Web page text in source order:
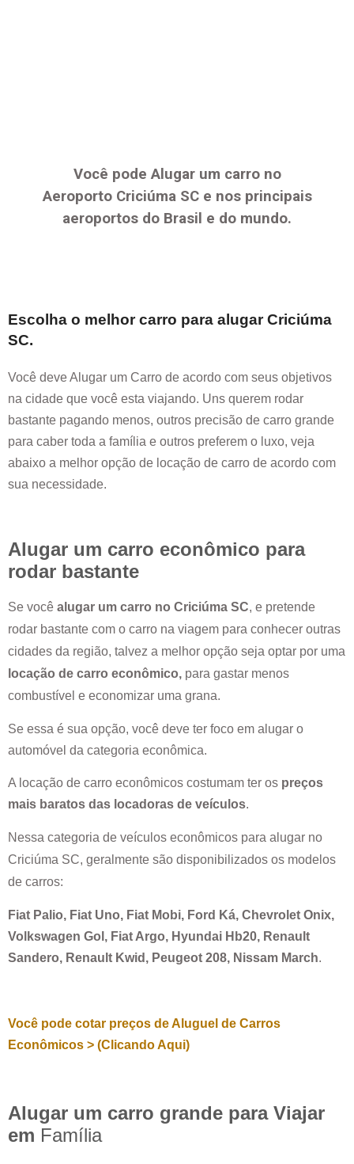
Você pode Alugar um carro no
Aeroporto Criciúma SCe nos principais
aeroportos do Brasil e do mundo.
Escolha o melhor carro para alugarCriciúma
SC.
Você deve Alugar um Carro de acordo com seus objetivos
na cidade que você esta viajando. Uns querem rodar
bastante pagando menos, outros precisão de carro grande
para caber toda a família e outros preferem o luxo, veja
abaixo a melhor opção de locação de carro de acordo com
sua necessidade.
Alugar um carro econômico para
rodar bastante
Se você alugar um carro no Criciúma SC, e pretende
rodar bastante com o carro na viagem para conhecer outras
cidades da região, talvez a melhor opção seja optar por uma
locação de carro econômico, para gastar menos
combustível e economizar uma grana.
Se essa é sua opção, você deve ter foco em alugar o
automóvel da categoria econômica.
A locação de carro econômicos costumam ter os preços
mais baratos das locadoras de veículos.
Nessa categoria de veículos econômicos para alugar no
Criciúma SC, geralmente são disponibilizados os modelos
de carros:
Fiat Palio, Fiat Uno, Fiat Mobi, Ford Ká, Chevrolet Onix,
Volkswagen Gol, Fiat Argo, Hyundai Hb20, Renault
Sandero, Renault Kwid, Peugeot 208, Nissam March.
Você pode cotar preços de Aluguel de Carros
Econômicos > (Clicando Aqui)
Alugar um carro grande para Viajar
em Família